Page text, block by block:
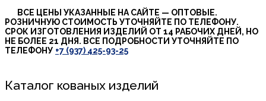
ВСЕ ЦЕНЫ УКАЗАННЫЕ НА САЙТЕ — ОПТОВЫЕ.
РОЗНИЧНУЮ СТОИМОСТЬ УТОЧНЯЙТЕ ПО ТЕЛЕФОНУ.
СРОК ИЗГОТОВЛЕНИЯ ИЗДЕЛИЙ ОТ 14 РАБОЧИХ ДНЕЙ, НО
НЕ БОЛЕЕ 21 ДНЯ. ВСЕ ПОДРОБНОСТИ УТОЧНЯЙТЕ ПО
ТЕЛЕФОНУ +7 (937) 425-93-25
Каталог кованых изделий